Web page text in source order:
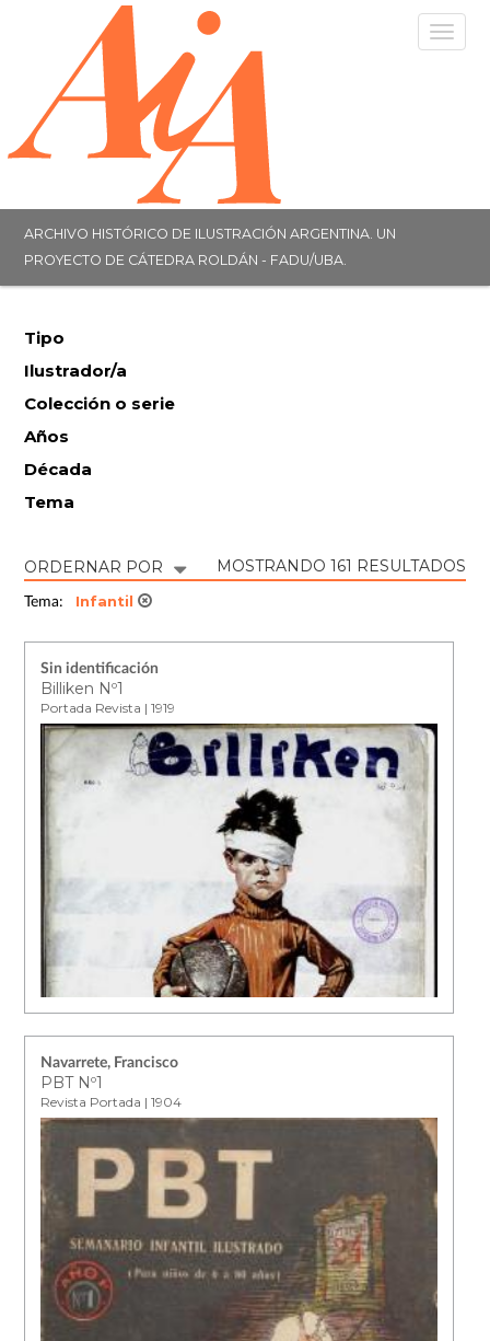
ARCHIVO HISTÓRICO DE ILUSTRACIÓN ARGENTINA. UN
PROYECTO DE CÁTEDRA ROLDÁN - FADU/UBA.
Tipo
Ilustrador/a
Colección o serie
Años
Década
Tema
ORDERNAR POR MOSTRANDO 161 RESULTADOS
Tema: Infantil
Sin identificación
Billiken Nº1
Portada Revista | 1919
Navarrete, Francisco
PBT Nº1
Revista Portada | 1904